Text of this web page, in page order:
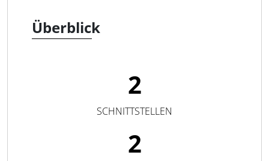
Überblick
2
SCHNITTSTELLEN
2